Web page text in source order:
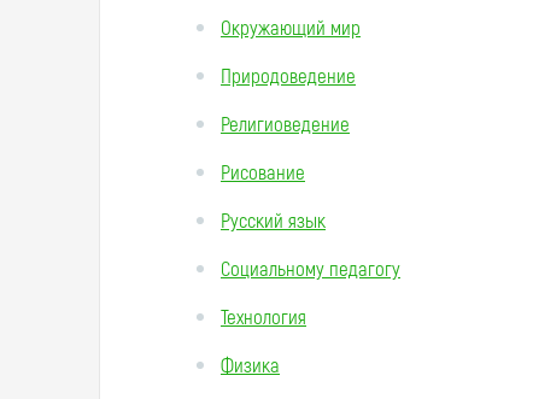
Окружающий мир
Природоведение
Религиоведение
Рисование
Русский язык
Социальному педагогу
Технология
Физика